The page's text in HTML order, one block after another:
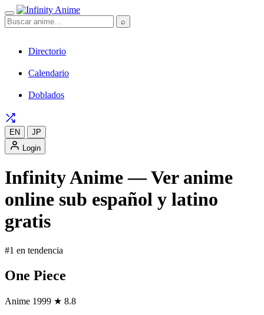
⌕
Directorio
Calendario
Doblados
EN
JP
Login
Infinity Anime — Ver anime
online sub español y latino
gratis
#1 en tendencia
One Piece
Anime 1999 ★ 8.8